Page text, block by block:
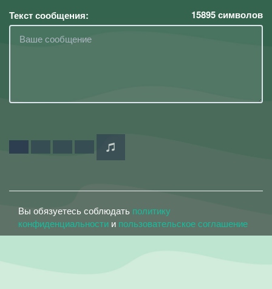
Текст сообщения: 15895символов
Вы обязуетесь соблюдать политику
конфиденциальности и пользовательское соглашение